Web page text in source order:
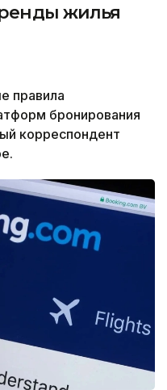
жилья
правила
бронирования
корреспондент